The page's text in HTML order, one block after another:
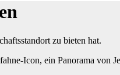
zu bieten hat.
Icon, ein Panorama von